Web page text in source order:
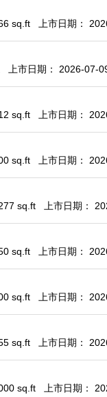
sq.ft 上市日期：
上市日期： 2026-07-
sq.ft 上市日期：
sq.ft 上市日期：
sq.ft 上市日期：
sq.ft 上市日期：
sq.ft 上市日期：
sq.ft 上市日期：
sq.ft 上市日期：